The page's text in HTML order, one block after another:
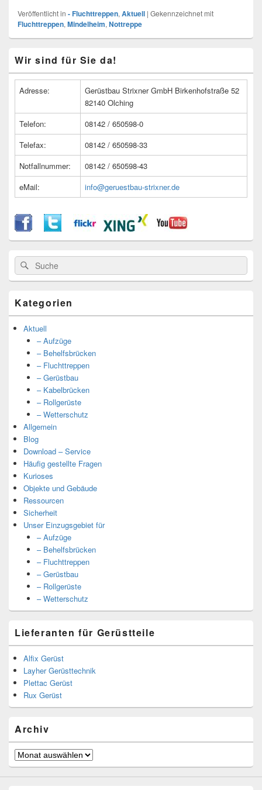
Veröffentlicht in - Fluchttreppen, Aktuell | Gekennzeichnet mit
Fluchttreppen, Mindelheim, Nottreppe
Seitenleisten
Widget-
Wir sind für Sie da!
Adresse:
Gerüstbau Strixner GmbH Birkenhofstraße 52
82140 Olching
Telefon:
08142 / 650598-0
Telefax:
08142 / 650598-33
Notfallnummer:
08142 / 650598-43
eMail:
info@geruestbau-strixner.de
Suche
nach:
Suche
Kategorien
Aktuell
– Aufzüge
– Behelfsbrücken
– Fluchttreppen
– Gerüstbau
– Kabelbrücken
– Rollgerüste
– Wetterschutz
Allgemein
Blog
Download – Service
Häufig gestellte Fragen
Kurioses
Objekte und Gebäude
Ressourcen
Sicherheit
Unser Einzugsgebiet für
– Aufzüge
– Behelfsbrücken
– Fluchttreppen
– Gerüstbau
– Rollgerüste
– Wetterschutz
Lieferanten für Gerüstteile
Alfix Gerüst
Layher Gerüsttechnik
Plettac Gerüst
Rux Gerüst
Archiv
Archiv